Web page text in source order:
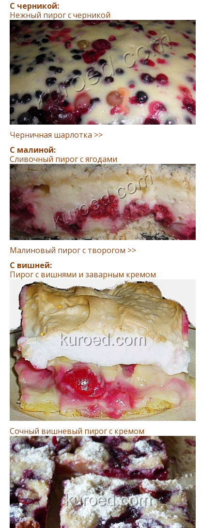
С черникой:
Нежный пирог с черникой
Черничная шарлотка >>
С малиной:
Сливочный пирог с ягодами
Малиновый пирог с творогом >>
С вишней:
Пирог с вишнями и заварным кремом
Сочный вишневый пирог с кремом